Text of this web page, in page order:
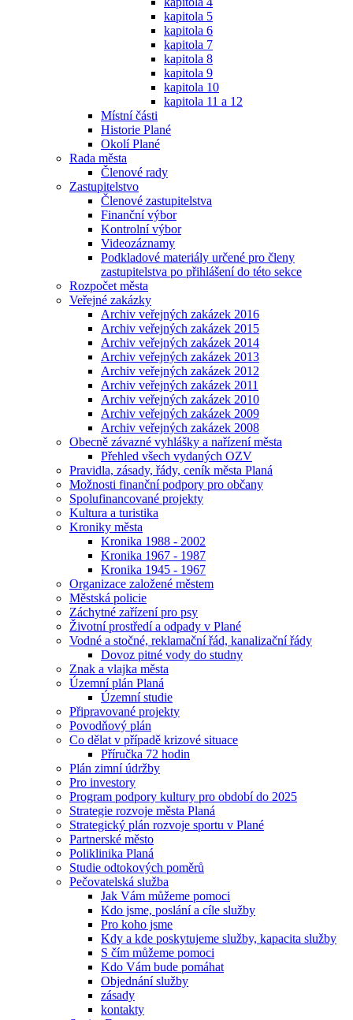
kapitola 5
kapitola 6
kapitola 7
kapitola 8
kapitola 9
kapitola 10
kapitola 11 a 12
Místní části
Historie Plané
Okolí Plané
Rada města
Členové rady
Zastupitelstvo
Členové zastupitelstva
Finanční výbor
Kontrolní výbor
Videozáznamy
Podkladové materiály určené pro členy
zastupitelstva po přihlášení do této sekce
Rozpočet města
Veřejné zakázky
Archiv veřejných zakázek 2016
Archiv veřejných zakázek 2015
Archiv veřejných zakázek 2014
Archiv veřejných zakázek 2013
Archiv veřejných zakázek 2012
Archiv veřejných zakázek 2011
Archiv veřejných zakázek 2010
Archiv veřejných zakázek 2009
Archiv veřejných zakázek 2008
Obecně závazné vyhlášky a nařízení města
Přehled všech vydaných OZV
Pravidla, zásady, řády, ceník města Planá
Možnosti finanční podpory pro občany
Spolufinancované projekty
Kultura a turistika
Kroniky města
Kronika 1988 - 2002
Kronika 1967 - 1987
Kronika 1945 - 1967
Organizace založené městem
Městská policie
Záchytné zařízení pro psy
Životní prostředí a odpady v Plané
Vodné a stočné, reklamační řád, kanalizační řády
Dovoz pitné vody do studny
Znak a vlajka města
Územní plán Planá
Územní studie
Připravované projekty
Povodňový plán
Co dělat v případě krizové situace
Příručka 72 hodin
Plán zimní údržby
Pro investory
Program podpory kultury pro období do 2025
Strategie rozvoje města Planá
Strategický plán rozvoje sportu v Plané
Partnerské město
Poliklinika Planá
Studie odtokových poměrů
Pečovatelská služba
Jak Vám můžeme pomoci
Kdo jsme, poslání a cíle služby
Pro koho jsme
Kdy a kde poskytujeme služby, kapacita služby
S čím můžeme pomoci
Kdo Vám bude pomáhat
Objednání služby
zásady
kontakty